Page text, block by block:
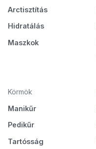
Arctisztítás
Hidratálás
Maszkok
Körmök
Manikűr
Pedikűr
Tartósság